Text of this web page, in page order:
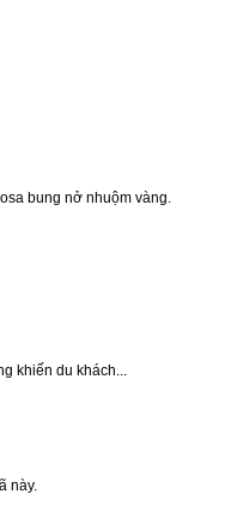
bung nở nhuộm vàng.
khiến du khách...
này.